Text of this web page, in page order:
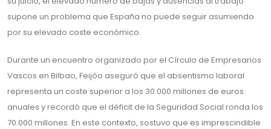
supone un problema que España no puede seguir asumiendo
por su elevado coste económico.
Durante un encuentro organizado por el Círculo de Empresarios
Vascos en Bilbao, Feijóo aseguró que el absentismo laboral
representa un coste superior a los 30.000 millones de euros
anuales y recordó que el déficit de la Seguridad Social ronda los
70.000 millones. En este contexto, sostuvo que es imprescindible